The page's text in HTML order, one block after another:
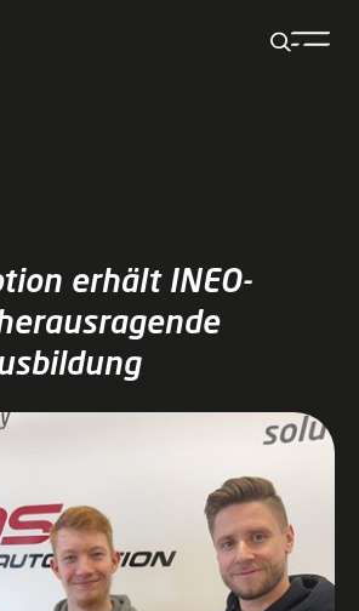
springen
springen
erhält INEO-